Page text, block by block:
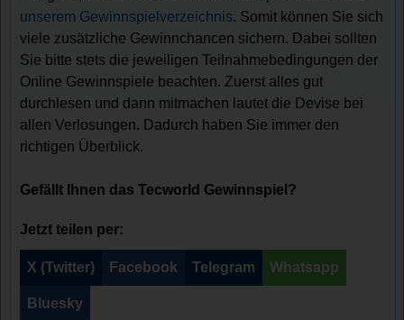
unserem Gewinnspielverzeichnis. Somit können Sie sich
viele zusätzliche Gewinnchancen sichern. Dabei sollten
Sie bitte stets die jeweiligen Teilnahmebedingungen der
Online Gewinnspiele beachten. Zuerst alles gut
durchlesen und dann mitmachen lautet die Devise bei
allen Verlosungen. Dadurch haben Sie immer den
richtigen Überblick.
Gefällt Ihnen das Tecworld Gewinnspiel?
Jetzt teilen per:
X (Twitter) Facebook Telegram Whatsapp
Bluesky